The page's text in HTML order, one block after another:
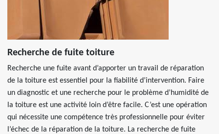
Recherche de fuite toiture
Recherche une fuite avant d’apporter un travail de réparation
de la toiture est essentiel pour la fiabilité d’intervention. Faire
un diagnostic et une recherche pour le problème d’humidité de
la toiture est une activité loin d’être facile. C’est une opération
qui nécessite une compétence très professionnelle pour éviter
l’échec de la réparation de la toiture. La recherche de fuite